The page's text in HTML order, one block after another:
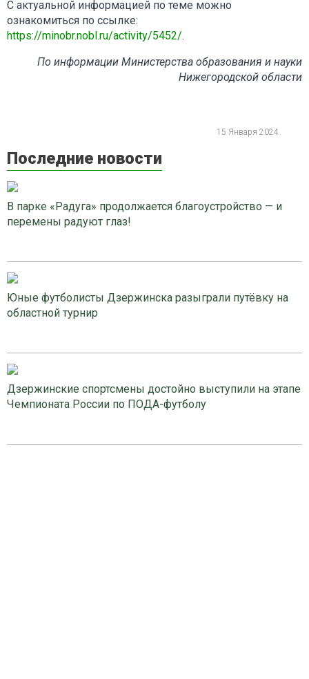
С актуальной информацией по теме можно
ознакомиться по ссылке:
https://minobr.nobl.ru/activity/5452/.
По информации Министерства образования и науки
Нижегородской области
15 Января 2024
Последние новости
В парке «Радуга» продолжается благоустройство — и
перемены радуют глаз!
Юные футболисты Дзержинска разыграли путёвку на
областной турнир
Дзержинские спортсмены достойно выступили на этапе
Чемпионата России по ПОДА-футболу